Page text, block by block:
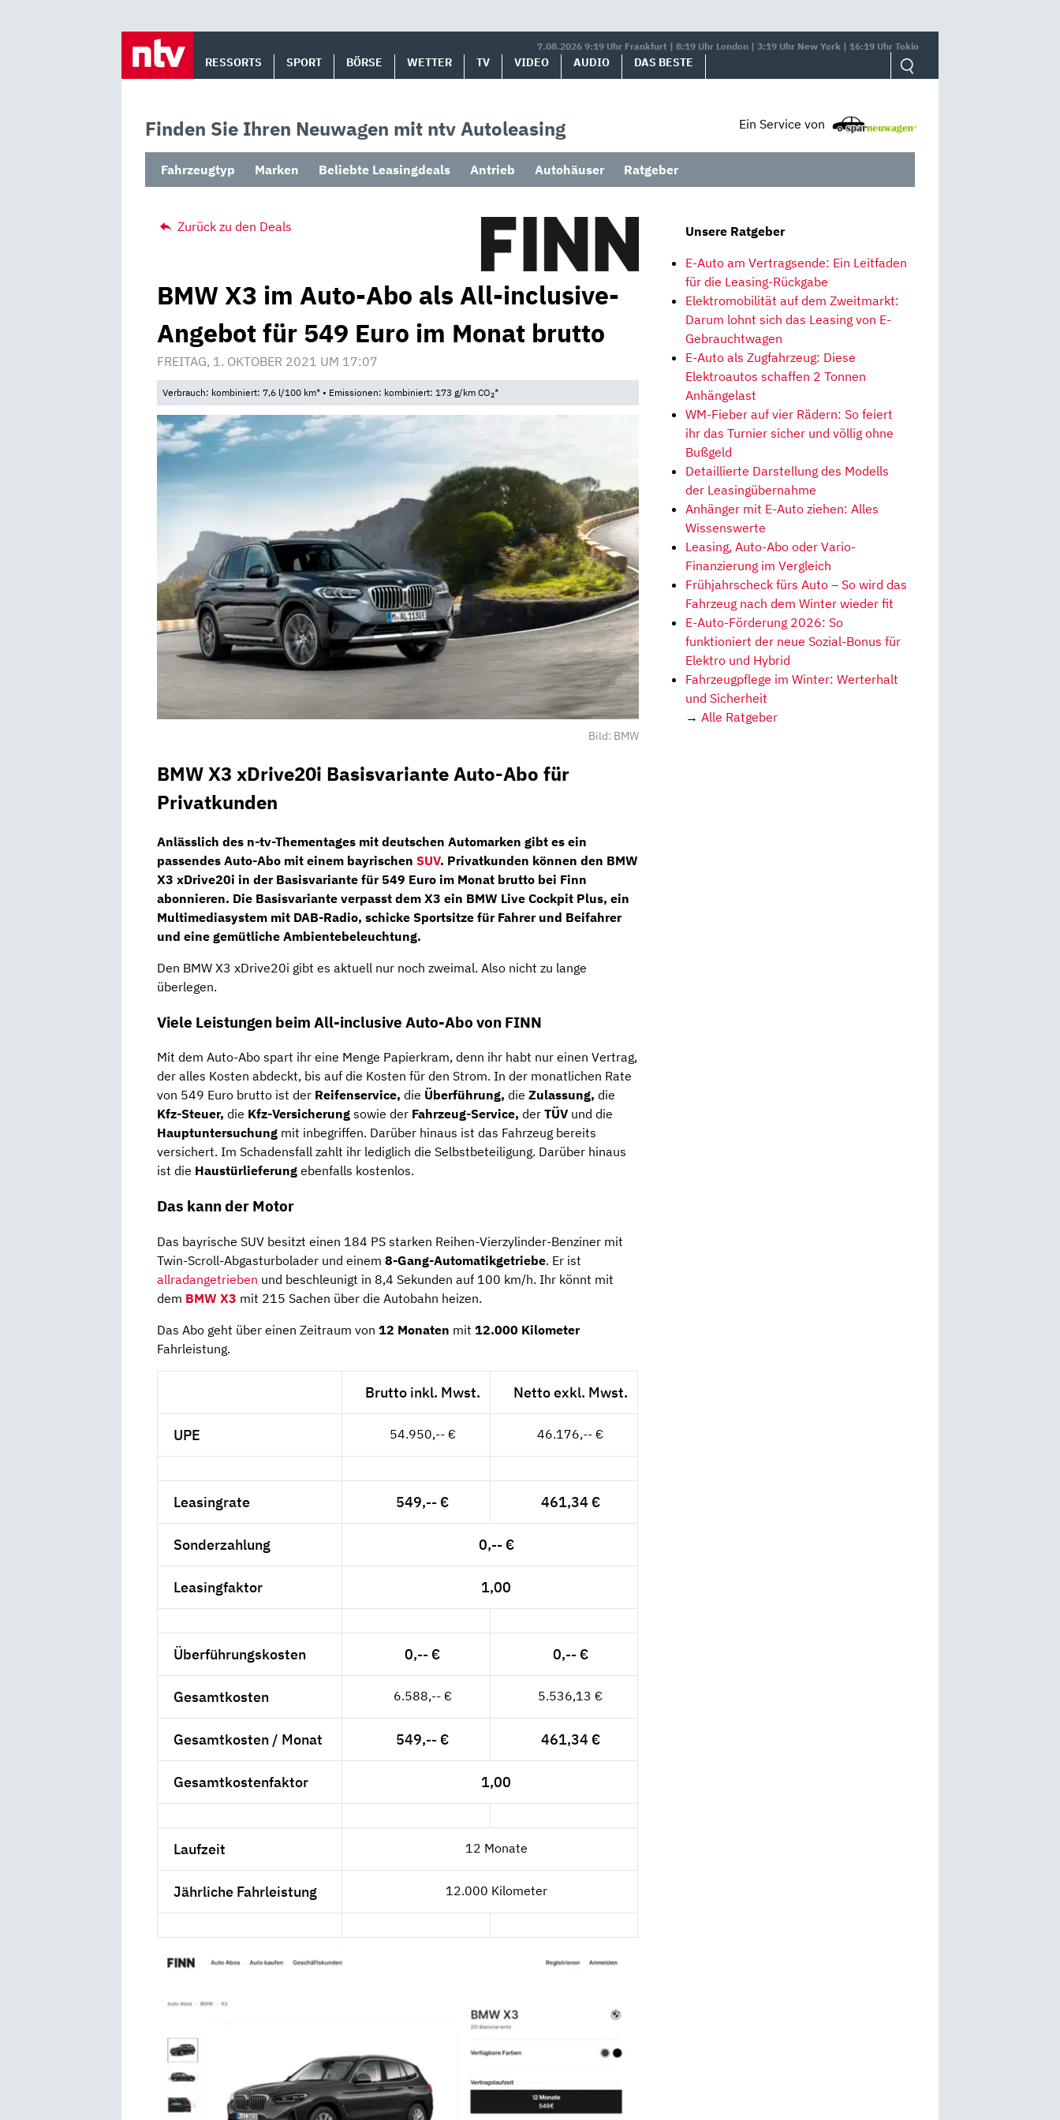
7.08.2026 9:19 Uhr Frankfurt | 8:19 Uhr London | 3:19 Uhr New York | 16:19 Uhr Tokio
RESSORTS SPORT BÖRSE WETTER TV VIDEO AUDIO DAS BESTE
Finden Sie Ihren Neuwagen mit ntv Autoleasing Ein Service von
Fahrzeugtyp Marken Beliebte Leasingdeals Antrieb Autohäuser Ratgeber
Zurück zu den Deals
BMW X3 im Auto-Abo als All-inclusive-
Angebot für 549 Euro im Monat brutto
FREITAG, 1. OKTOBER 2021 UM 17:07
Verbrauch: kombiniert: 7,6 l/100 km* • Emissionen: kombiniert: 173 g/km CO2*
Bild: BMW
BMW X3 xDrive20i Basisvariante Auto-Abo für
Privatkunden
Anlässlich des n-tv-Thementages mit deutschen Automarken gibt es ein
passendes Auto-Abo mit einem bayrischen SUV. Privatkunden können den BMW
X3 xDrive20i in der Basisvariante für 549 Euro im Monat brutto bei Finn
abonnieren. Die Basisvariante verpasst dem X3 ein BMW Live Cockpit Plus, ein
Multimediasystem mit DAB-Radio, schicke Sportsitze für Fahrer und Beifahrer
und eine gemütliche Ambientebeleuchtung.
Den BMW X3 xDrive20i gibt es aktuell nur noch zweimal. Also nicht zu lange
überlegen.
Viele Leistungen beim All-inclusive Auto-Abo von FINN
Mit dem Auto-Abo spart ihr eine Menge Papierkram, denn ihr habt nur einen Vertrag,
der alles Kosten abdeckt, bis auf die Kosten für den Strom. In der monatlichen Rate
von 549 Euro brutto ist der Reifenservice, die Überführung, die Zulassung, die
Kfz-Steuer, die Kfz-Versicherung sowie der Fahrzeug-Service, der TÜV und die
Hauptuntersuchung mit inbegriffen. Darüber hinaus ist das Fahrzeug bereits
versichert. Im Schadensfall zahlt ihr lediglich die Selbstbeteiligung. Darüber hinaus
ist die Haustürlieferung ebenfalls kostenlos.
Das kann der Motor
Das bayrische SUV besitzt einen 184 PS starken Reihen-Vierzylinder-Benziner mit
Twin-Scroll-Abgasturbolader und einem 8-Gang-Automatik­getriebe. Er ist
allradangetrieben und beschleunigt in 8,4 Sekunden auf 100 km/h. Ihr könnt mit
dem BMW X3 mit 215 Sachen über die Autobahn heizen.
Das Abo geht über einen Zeitraum von 12 Monaten mit 12.000 Kilometer
Fahrleistung.
Brutto inkl. Mwst. Netto exkl. Mwst.
UPE 54.950,-- € 46.176,-- €
Leasingrate 549,-- € 461,34 €
Sonderzahlung 0,-- €
Leasingfaktor 1,00
Überführungskosten 0,-- € 0,-- €
Gesamtkosten 6.588,-- € 5.536,13 €
Gesamtkosten / Monat 549,-- € 461,34 €
Gesamtkostenfaktor 1,00
Laufzeit 12 Monate
Jährliche Fahrleistung 12.000 Kilometer
Unsere Ratgeber
E-Auto am Vertragsende: Ein Leitfaden
für die Leasing-Rückgabe
Elektromobilität auf dem Zweitmarkt:
Darum lohnt sich das Leasing von E-
Gebrauchtwagen
E-Auto als Zugfahrzeug: Diese
Elektroautos schaffen 2 Tonnen
Anhängelast
WM-Fieber auf vier Rädern: So feiert
ihr das Turnier sicher und völlig ohne
Bußgeld
Detaillierte Darstellung des Modells
der Leasingübernahme
Anhänger mit E-Auto ziehen: Alles
Wissenswerte
Leasing, Auto-Abo oder Vario-
Finanzierung im Vergleich
Frühjahrscheck fürs Auto – So wird das
Fahrzeug nach dem Winter wieder fit
E-Auto-Förderung 2026: So
funktioniert der neue Sozial-Bonus für
Elektro und Hybrid
Fahrzeugpflege im Winter: Werterhalt
und Sicherheit
→ Alle Ratgeber